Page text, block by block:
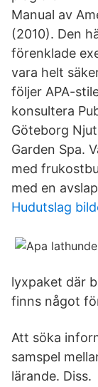
Manual av
(2010). Den
förenklade
vara helt
följer APA-
konsultera
Göteborg
Garden Spa.
med
med en
Hudutslag
lyxpaket där
finns något
Att söka
samspel
lärande. Diss.